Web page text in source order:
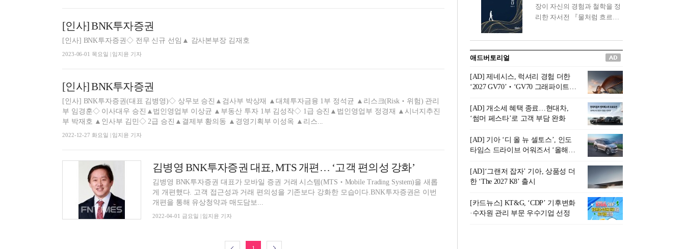
[인사] BNK투자증권
[인사] BNK투자증권◇ 전무 신규 선임▲ 감사본부장 김재호
2023-06-01 목요일 | 임지윤 기자
[인사] BNK투자증권
[인사] BNK투자증권(대표 김병영)◇ 상무보 승진▲검사부 박상재 ▲대체투자금융 1부 정석균 ▲리스크(Risk‧위험) 관리
부 임경훈◇ 이사대우 승진▲법인영업부 이상균 ▲부동산 투자 1부 김성작◇ 1급 승진▲법인영업부 정경재 ▲시너지추진
부 박재호 ▲인사부 김민◇ 2급 승진▲결제부 황의동 ▲경영기획부 이성옥 ▲리스...
2022-12-27 화요일 | 임지윤 기자
김병영 BNK투자증권 대표, MTS 개편… ‘고객 편의성 강화’
김병영 BNK투자증권 대표가 모바일 증권 거래 시스템(MTS‧Mobile Trading System)을 새롭
게 개편했다. 고객 접근성과 거래 편의성을 기존보다 강화한 모습이다.BNK투자증권은 이번
개편을 통해 유상청약과 매도담보...
2022-04-01 금요일 | 임지윤 기자
신간 『은퇴연옥』을 내놓았
다.단테는 지옥을 '모든 희망을
록 고문은 새로운 시각을 제시
0년의 과도기는 지옥이 아니라
정화와 성장의 공간인 ‘은퇴연
옥(Purgatory)’이라는 것이다.
연옥은 고통스럽지만 끝이 있
으며, 준비를 통해 천국으로 나
아갈 수 있는 희망의 장소라고
말한
장이 자신의 경험과 철학을 정
리한 자서전 『물처럼 흐르고
통 관료 출신으로 한국 금융의
주요 변곡점마다 중요한 역할
을 하고 금융 경영인으로서 큰
족적을 남긴 김 전 회장이 후배
세대에게 전하는 삶의 조언을
담은 인생 노트다.『물처럼 흐
르고 원칙으로 서다』는 단순
한 자서전을 넘어, 실패를 두려
워하지 않는 용기와 자신에 대
한 믿음이 어떻게 삶을 풍요롭
게 만드는지를 보여주는 지혜
의 보고로 평가된다.김용환 전
회장은 “인생의 목표가 크더라
도 조급해하지 말고 작은 것부
터 하나 하나 성취해 나가
라”고 조언한다. 뼈아픈 실패
조차 성공의 뼈대가 된다는 긍
애드버토리얼
[AD] 제네시스, 럭셔리 경험 더한
‘2027 GV70’‧‘GV70 그래파이트’
[AD] 개소세 혜택 종료…현대차,
‘썸머 페스타’로 고객 부담 완화
[AD] 기아 ‘디 올 뉴 셀토스’, 인도
타임스 드라이브 어워즈서 ‘올해의
[AD]‘그랜저 잡자’ 기아, 상품성 더
한 ‘The 2027 K8’ 출시
[카드뉴스] KT&G, ‘CDP’ 기후변화
·수자원 관리 부문 우수기업 선정